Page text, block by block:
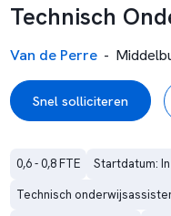
Technisch
Van de Perre -
Snel solliciteren
0,6 - 0,8 FTE Startdatum:
Technisch